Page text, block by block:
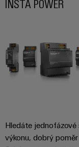
INSTA POWER
Hledáte jednofázové
výkonu, dobrý